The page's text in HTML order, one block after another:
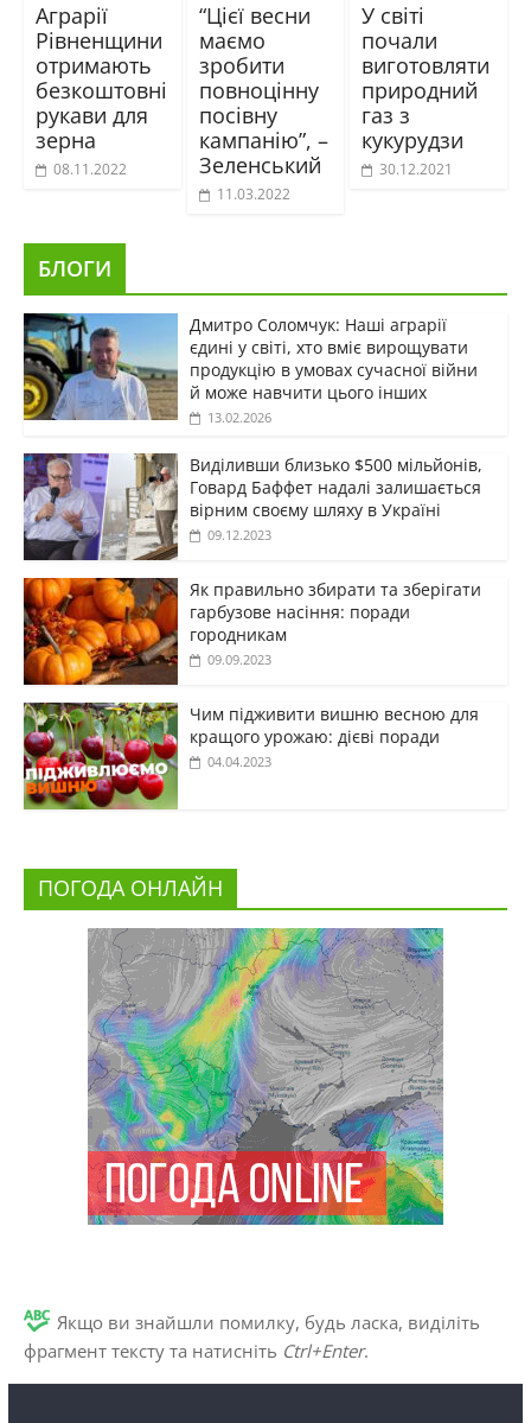
Аграрії
Рівненщини
отримають
безкоштовні
рукави для
зерна
08.11.2022
“Цієї весни
маємо
зробити
повноцінну
посівну
кампанію”, –
Зеленський
11.03.2022
У світі
почали
виготовляти
природний
газ з
кукурудзи
30.12.2021
БЛОГИ
Дмитро Соломчук: Наші аграрії
єдині у світі, хто вміє вирощувати
продукцію в умовах сучасної війни
й може навчити цього інших
13.02.2026
Виділивши близько $500 мільйонів,
Говард Баффет надалі залишається
вірним своєму шляху в Україні
09.12.2023
Як правильно збирати та зберігати
гарбузове насіння: поради
городникам
09.09.2023
Чим підживити вишню весною для
кращого урожаю: дієві поради
04.04.2023
ПОГОДА ОНЛАЙН
Якщо ви знайшли помилку, будь ласка, виділіть
фрагмент тексту та натисніть Ctrl+Enter.